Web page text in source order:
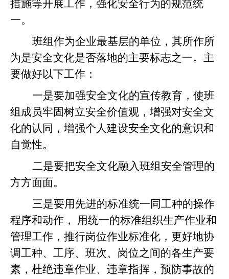
措施等开展工作，强化安全行为的规范统
一。
班组作为企业最基层的单位，其所作所
为是安全文化是否落地的主要标志之一。主
要做好以下工作：
一是要加强安全文化的宣传教育，使班
组成员牢固树立安全价值观，增强对安全文
化的认同，增强个人建设安全文化的意识和
自觉性。
二是要把安全文化融入班组安全管理的
方方面面。
三是要用先进的标准统一同工种的操作
程序和动作， 用统一的标准组织生产作业和
管理工作，推行岗位作业标准化，更好地协
调工种、工序、班次、岗位之间的各生产要
素，杜绝违章作业、违章指挥，预防事故的